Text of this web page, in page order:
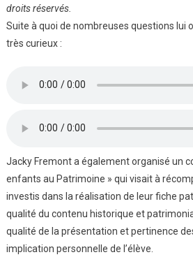
droits réservés.
Suite à quoi de nombreuses questions lui
très curieux :
Jacky Fremont a également organisé un
enfants au Patrimoine » qui visait à
investis dans la réalisation de leur fiche
qualité du contenu historique et
qualité de la présentation et pertinence
implication personnelle de l’élève.